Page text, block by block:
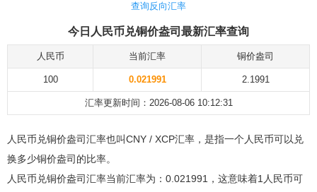
查询反向汇率
今日人民币兑铜价盎司最新汇率查询
人民币 当前汇率 铜价盎司
100 0.021991 2.1991
汇率更新时间：2026-08-06 10:12:31
人民币兑铜价盎司汇率也叫CNY / XCP汇率，是指一个人民币可以兑
换多少铜价盎司的比率。
人民币兑铜价盎司汇率当前汇率为：0.021991，这意味着1人民币可